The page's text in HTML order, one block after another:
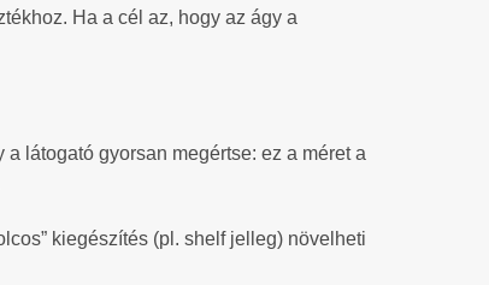
Ha a cél az, hogy az ágy a
látogató gyorsan megértse: ez a méret a
kiegészítés (pl. shelf jelleg) növelheti